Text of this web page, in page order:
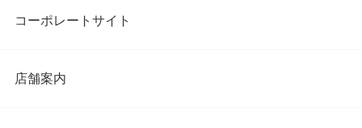
コーポレートサイト
店舗案内